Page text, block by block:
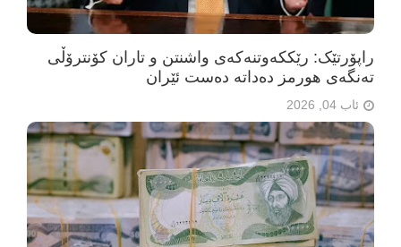
راپۆرتێک: رێککەوتنەکەی واشنتن و تاران کۆنترۆڵی
تەنگەی هورمز دەداتە دەست ئێران
ئاب 04, 2026